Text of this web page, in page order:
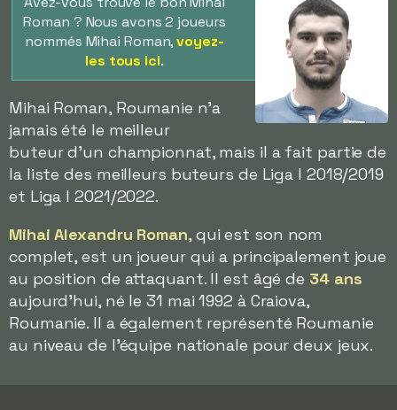
Roman ? Nous avons 2 joueurs
nommés Mihai Roman,voyez-
les tous ici.
Mihai Roman, Roumanie n'a
jamais été le meilleur
buteur d'un championnat, mais il a fait partie de
la liste des meilleurs buteurs de Liga I 2018/2019
et Liga I 2021/2022.
Mihai Alexandru Roman, qui est son nom
complet, est un joueur qui a principalement joue
au position de attaquant. Il est âgé de 34 ans
aujourd'hui, né le 31 mai 1992 à Craiova,
Roumanie. Il a également représenté Roumanie
au niveau de l'équipe nationale pour deux jeux.